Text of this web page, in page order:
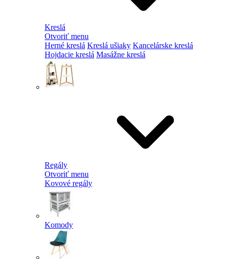
Kreslá
Otvoriť menu
Herné kreslá Kreslá ušiaky Kancelárske kreslá
Hojdacie kreslá Masážne kreslá
Regály
Otvoriť menu
Kovové regály
Komody